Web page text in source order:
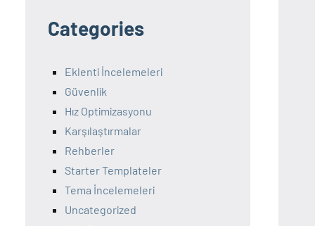
Categories
Eklenti İncelemeleri
Güvenlik
Hız Optimizasyonu
Karşılaştırmalar
Rehberler
Starter Templateler
Tema İncelemeleri
Uncategorized